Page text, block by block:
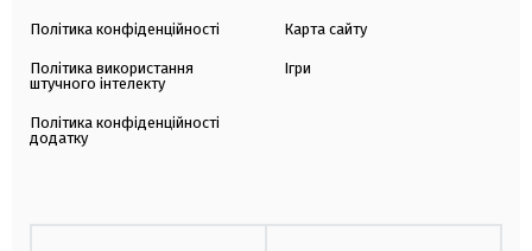
Політика конфіденційності
Політика використання
штучного інтелекту
Політика конфіденційності
додатку
Карта сайту
Ігри